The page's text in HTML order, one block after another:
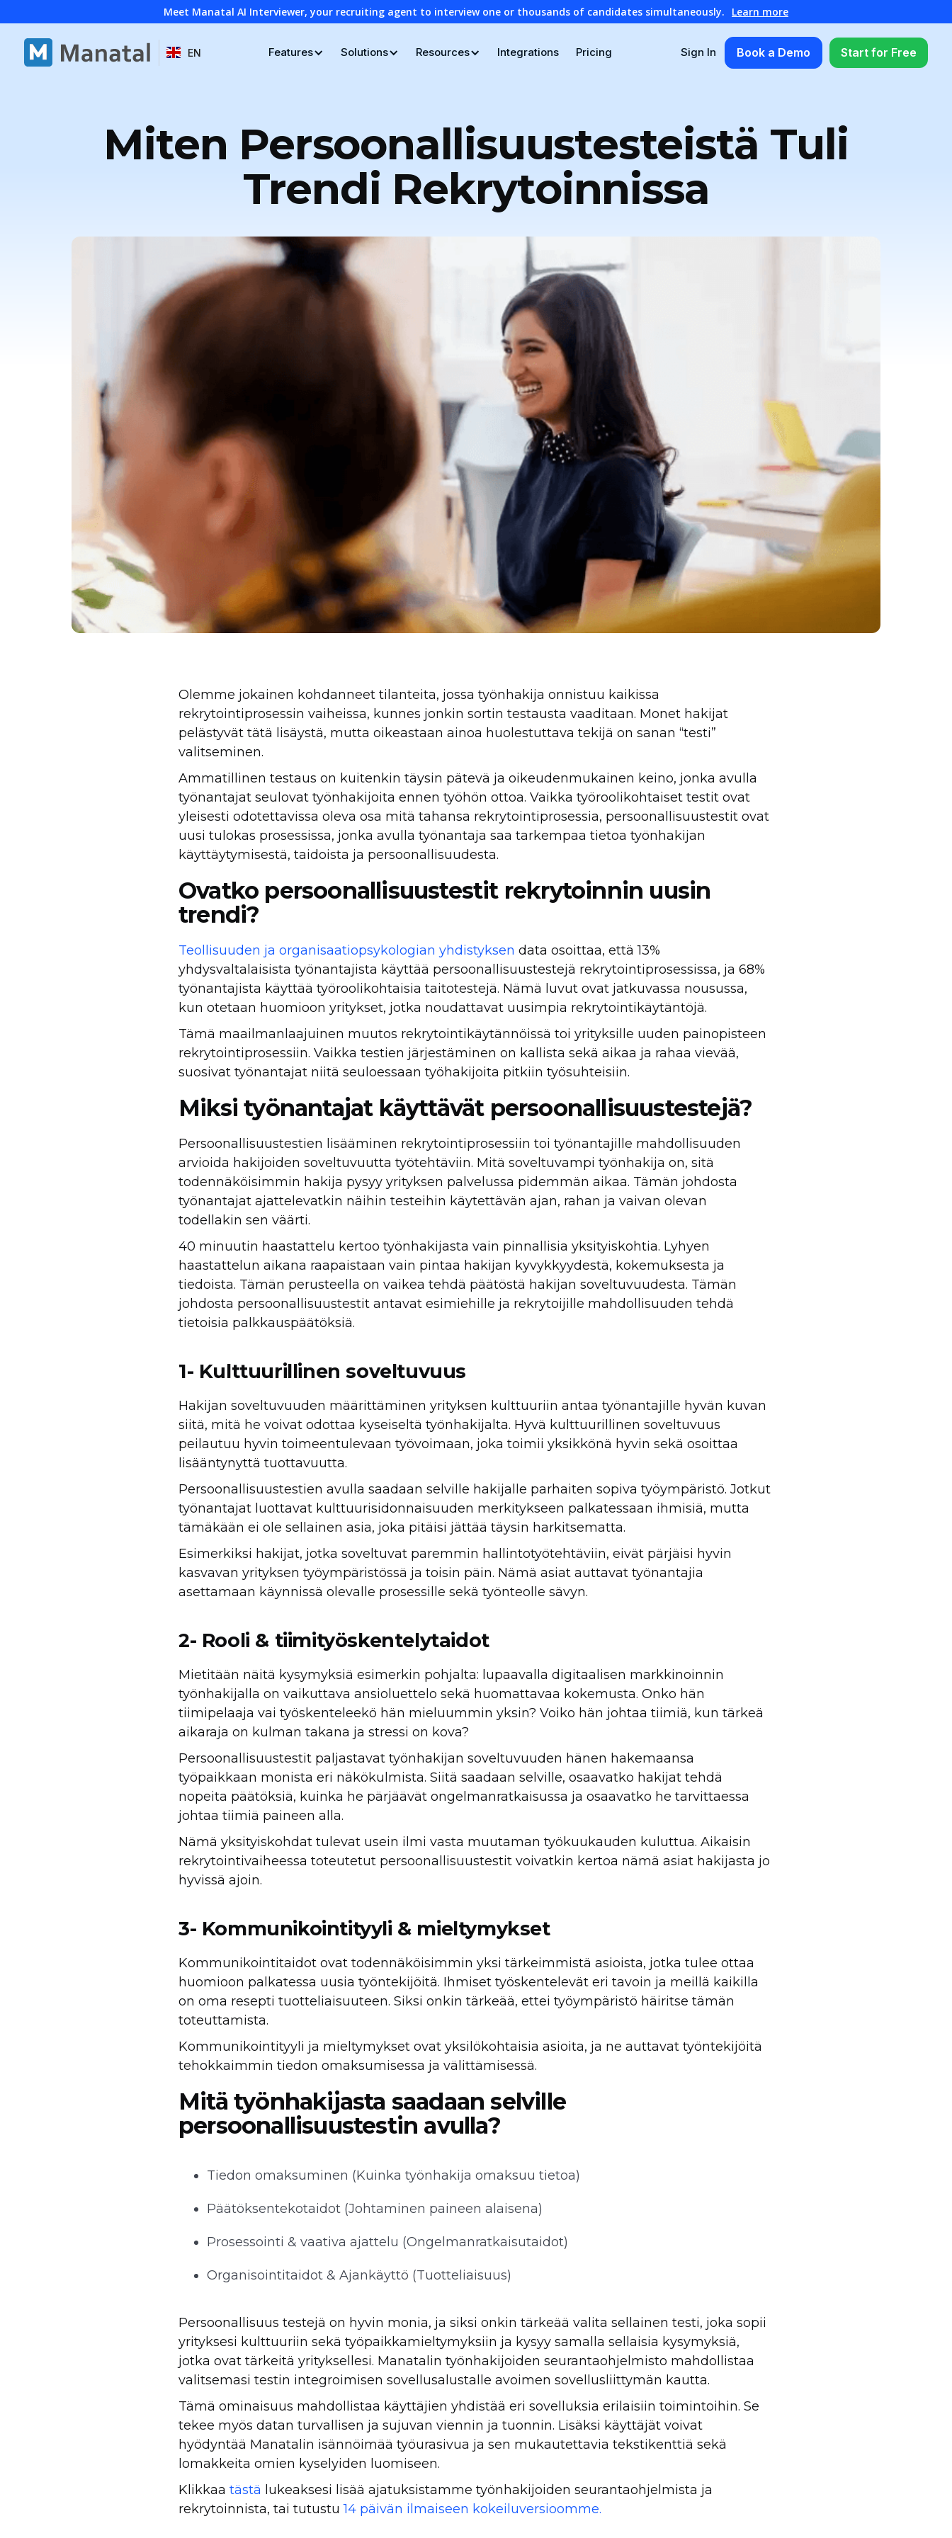
Meet Manatal AI Interviewer, your recruiting agent to interview one or thousands of candidates simultaneously. Learn more
EN Features Solutions Resources Integrations Pricing Sign In Book a Demo Start for Free
Miten Persoonallisuustesteistä Tuli
Trendi Rekrytoinnissa
Olemme jokainen kohdanneet tilanteita, jossa työnhakija onnistuu kaikissa
rekrytointiprosessin vaiheissa, kunnes jonkin sortin testausta vaaditaan. Monet hakijat
pelästyvät tätä lisäystä, mutta oikeastaan ainoa huolestuttava tekijä on sanan “testi”
valitseminen.
Ammatillinen testaus on kuitenkin täysin pätevä ja oikeudenmukainen keino, jonka avulla
työnantajat seulovat työnhakijoita ennen työhön ottoa. Vaikka työroolikohtaiset testit ovat
yleisesti odotettavissa oleva osa mitä tahansa rekrytointiprosessia, persoonallisuustestit ovat
uusi tulokas prosessissa, jonka avulla työnantaja saa tarkempaa tietoa työnhakijan
käyttäytymisestä, taidoista ja persoonallisuudesta.
Ovatko persoonallisuustestit rekrytoinnin uusin
trendi?
Teollisuuden ja organisaatiopsykologian yhdistyksen data osoittaa, että 13%
yhdysvaltalaisista työnantajista käyttää persoonallisuustestejä rekrytointiprosessissa, ja 68%
työnantajista käyttää työroolikohtaisia taitotestejä. Nämä luvut ovat jatkuvassa nousussa,
kun otetaan huomioon yritykset, jotka noudattavat uusimpia rekrytointikäytäntöjä.
Tämä maailmanlaajuinen muutos rekrytointikäytännöissä toi yrityksille uuden painopisteen
rekrytointiprosessiin. Vaikka testien järjestäminen on kallista sekä aikaa ja rahaa vievää,
suosivat työnantajat niitä seuloessaan työhakijoita pitkiin työsuhteisiin.
Miksi työnantajat käyttävät persoonallisuustestejä?
Persoonallisuustestien lisääminen rekrytointiprosessiin toi työnantajille mahdollisuuden
arvioida hakijoiden soveltuvuutta työtehtäviin. Mitä soveltuvampi työnhakija on, sitä
todennäköisimmin hakija pysyy yrityksen palvelussa pidemmän aikaa. Tämän johdosta
työnantajat ajattelevatkin näihin testeihin käytettävän ajan, rahan ja vaivan olevan
todellakin sen väärti.
40 minuutin haastattelu kertoo työnhakijasta vain pinnallisia yksityiskohtia. Lyhyen
haastattelun aikana raapaistaan vain pintaa hakijan kyvykkyydestä, kokemuksesta ja
tiedoista. Tämän perusteella on vaikea tehdä päätöstä hakijan soveltuvuudesta. Tämän
johdosta persoonallisuustestit antavat esimiehille ja rekrytoijille mahdollisuuden tehdä
tietoisia palkkauspäätöksiä.
1- Kulttuurillinen soveltuvuus
Hakijan soveltuvuuden määrittäminen yrityksen kulttuuriin antaa työnantajille hyvän kuvan
siitä, mitä he voivat odottaa kyseiseltä työnhakijalta. Hyvä kulttuurillinen soveltuvuus
peilautuu hyvin toimeentulevaan työvoimaan, joka toimii yksikkönä hyvin sekä osoittaa
lisääntynyttä tuottavuutta.
Persoonallisuustestien avulla saadaan selville hakijalle parhaiten sopiva työympäristö. Jotkut
työnantajat luottavat kulttuurisidonnaisuuden merkitykseen palkatessaan ihmisiä, mutta
tämäkään ei ole sellainen asia, joka pitäisi jättää täysin harkitsematta.
Esimerkiksi hakijat, jotka soveltuvat paremmin hallintotyötehtäviin, eivät pärjäisi hyvin
kasvavan yrityksen työympäristössä ja toisin päin. Nämä asiat auttavat työnantajia
asettamaan käynnissä olevalle prosessille sekä työnteolle sävyn.
2- Rooli & tiimityöskentelytaidot
Mietitään näitä kysymyksiä esimerkin pohjalta: lupaavalla digitaalisen markkinoinnin
työnhakijalla on vaikuttava ansioluettelo sekä huomattavaa kokemusta. Onko hän
tiimipelaaja vai työskenteleekö hän mieluummin yksin? Voiko hän johtaa tiimiä, kun tärkeä
aikaraja on kulman takana ja stressi on kova?
Persoonallisuustestit paljastavat työnhakijan soveltuvuuden hänen hakemaansa
työpaikkaan monista eri näkökulmista. Siitä saadaan selville, osaavatko hakijat tehdä
nopeita päätöksiä, kuinka he pärjäävät ongelmanratkaisussa ja osaavatko he tarvittaessa
johtaa tiimiä paineen alla.
Nämä yksityiskohdat tulevat usein ilmi vasta muutaman työkuukauden kuluttua. Aikaisin
rekrytointivaiheessa toteutetut persoonallisuustestit voivatkin kertoa nämä asiat hakijasta jo
hyvissä ajoin.
3- Kommunikointityyli & mieltymykset
Kommunikointitaidot ovat todennäköisimmin yksi tärkeimmistä asioista, jotka tulee ottaa
huomioon palkatessa uusia työntekijöitä. Ihmiset työskentelevät eri tavoin ja meillä kaikilla
on oma resepti tuotteliaisuuteen. Siksi onkin tärkeää, ettei työympäristö häiritse tämän
toteuttamista.
Kommunikointityyli ja mieltymykset ovat yksilökohtaisia asioita, ja ne auttavat työntekijöitä
tehokkaimmin tiedon omaksumisessa ja välittämisessä.
Mitä työnhakijasta saadaan selville
persoonallisuustestin avulla?
Tiedon omaksuminen (Kuinka työnhakija omaksuu tietoa)
Päätöksentekotaidot (Johtaminen paineen alaisena)
Prosessointi & vaativa ajattelu (Ongelmanratkaisutaidot)
Organisointitaidot & Ajankäyttö (Tuotteliaisuus)
Persoonallisuus testejä on hyvin monia, ja siksi onkin tärkeää valita sellainen testi, joka sopii
yrityksesi kulttuuriin sekä työpaikkamieltymyksiin ja kysyy samalla sellaisia kysymyksiä,
jotka ovat tärkeitä yrityksellesi. Manatalin työnhakijoiden seurantaohjelmisto mahdollistaa
valitsemasi testin integroimisen sovellusalustalle avoimen sovellusliittymän kautta.
Tämä ominaisuus mahdollistaa käyttäjien yhdistää eri sovelluksia erilaisiin toimintoihin. Se
tekee myös datan turvallisen ja sujuvan viennin ja tuonnin. Lisäksi käyttäjät voivat
hyödyntää Manatalin isännöimää työurasivua ja sen mukautettavia tekstikenttiä sekä
lomakkeita omien kyselyiden luomiseen.
Klikkaa tästä lukeaksesi lisää ajatuksistamme työnhakijoiden seurantaohjelmista ja
rekrytoinnista, tai tutustu14 päivän ilmaiseen kokeiluversioomme.